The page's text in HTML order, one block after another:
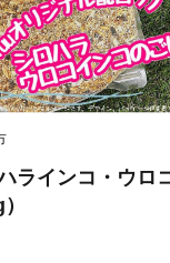
域ブランドとして
ラインコ・ウロ